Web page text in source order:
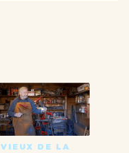
VIEUX DE LA